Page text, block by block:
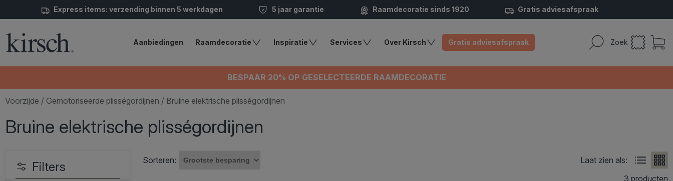
Express items: verzending binnen 5 werkdagen 5 jaar garantie Raamdecoratie sinds 1920 Gratis adviesafspraak
Zoek
Aanbiedingen Raamdecoratie Inspiratie Services Over Kirsch Gratis adviesafspraak
BESPAAR 20% OP GESELECTEERDE RAAMDECORATIE
Voorzijde / Gemotoriseerde plisségordijnen / Bruine elektrische plisségordijnen
Bruine elektrische plisségordijnen
Filters Sorteren:
Laat zien als:
3 producten